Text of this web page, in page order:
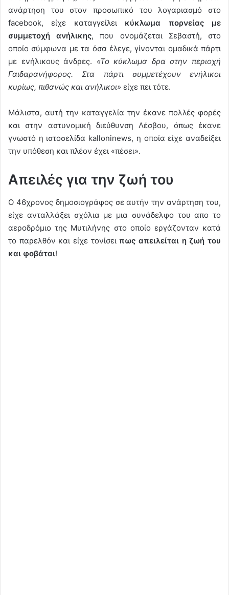
ανάρτηση του στον προσωπικό του λογαριασμό στο
facebook, είχε καταγγείλει κύκλωμα πορνείας με
συμμετοχή ανήλικης, που ονομάζεται Σεβαστή, στο
οποίο σύμφωνα με τα όσα έλεγε, γίνονται ομαδικά πάρτι
με ενήλικους άνδρες. «Το κύκλωμα δρα στην περιοχή
Γαιδαρανήφορος. Στα πάρτι συμμετέχουν ενήλικοι
κυρίως, πιθανώς και ανήλικοι» είχε πει τότε.
Μάλιστα, αυτή την καταγγελία την έκανε πολλές φορές
και στην αστυνομική διεύθυνση Λέσβου, όπως έκανε
γνωστό η ιστοσελίδα kalloninews, η οποία είχε αναδείξει
την υπόθεση και πλέον έχει «πέσει».
Απειλές για την ζωή του
Ο 46χρονος δημοσιογράφος σε αυτήν την ανάρτηση του,
είχε ανταλλάξει σχόλια με μια συνάδελφο του απο το
αεροδρόμιο της Μυτιλήνης στο οποίο εργάζονταν κατά
το παρελθόν και είχε τονίσειπως απειλείται η ζωή του
και φοβάται!